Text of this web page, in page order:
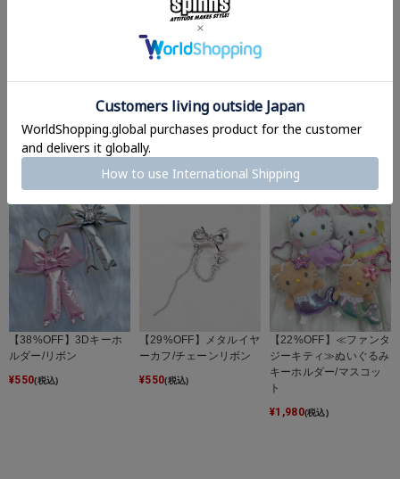
ーヘアクリップ/リボン
クラウン
110(税込)
ホルダー/ネイルモチー
フ
¥880
ーホルダー/カラビナモ
チーフ＜メール便対応＞
【38%OFF】3Dキーホ
ルダー/リボン
¥550(税込)
【29%OFF】メタルイヤ
ーカフ/チェーンリボン
¥550(税込)
【22%OFF】≪ファンタ
ジーキティ≫ぬいぐるみ
キーホルダー/マスコッ
ト
¥1,980(税込)